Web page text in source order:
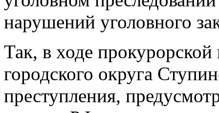
нарушений уголовного
Так, в ходе
городского округа
преступления,